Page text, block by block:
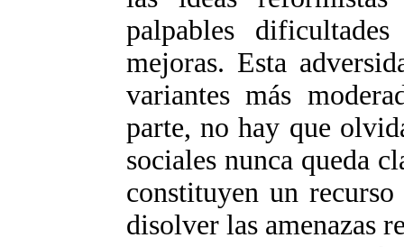
palpables
mejoras. Esta
variantes más
parte, no hay que
sociales nunca queda
constituyen un
disolver las amenazas